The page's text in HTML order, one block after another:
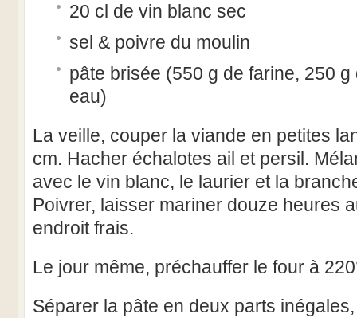
20 cl de vin blanc sec
sel & poivre du moulin
pâte brisée (550 g de farine, 250
eau)
La veille, couper la viande en petites
cm. Hacher échalotes ail et persil.
avec le vin blanc, le laurier et la
Poivrer, laisser mariner douze heures
endroit frais.
Le jour même, préchauffer le four à
Séparer la pâte en deux parts